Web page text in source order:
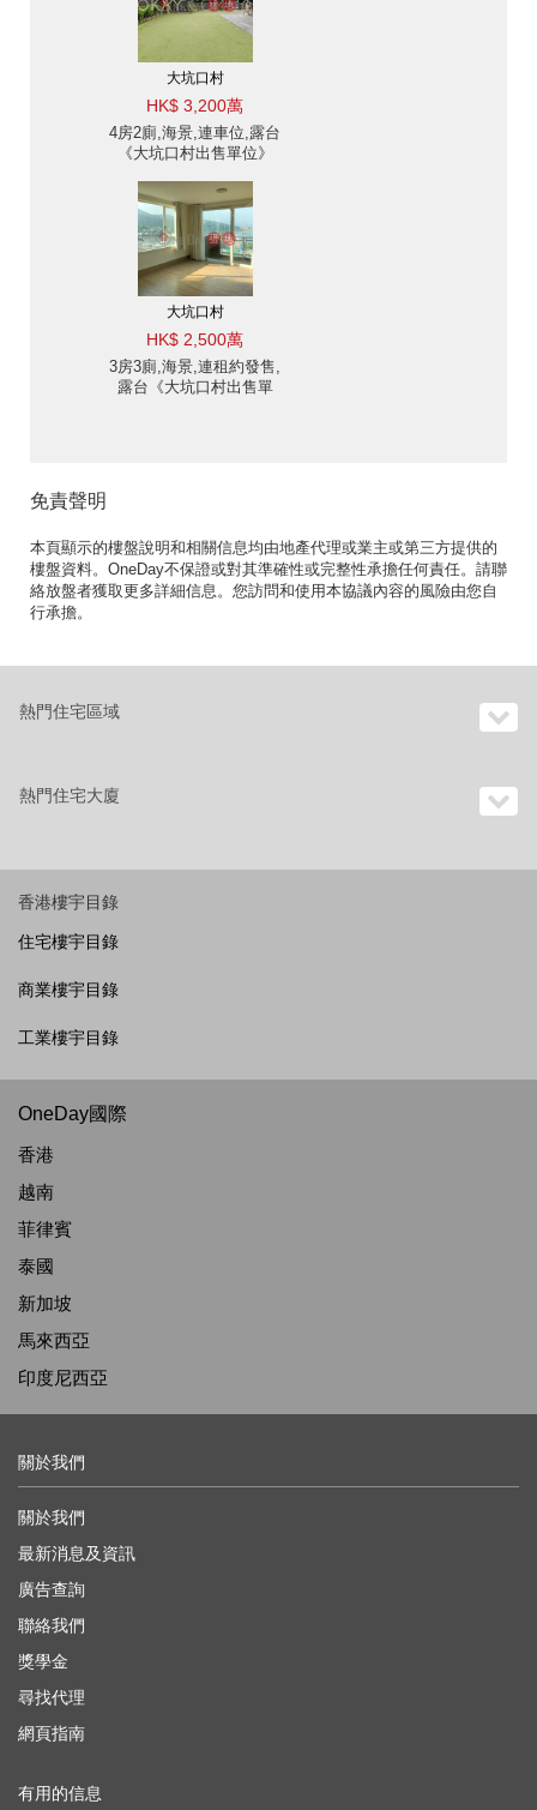
大坑口村
HK$ 3,200萬
4房2廁,海景,連車位,露台
《大坑口村出售單位》
大坑口村
HK$ 2,500萬
3房3廁,海景,連租約發售,
露台《大坑口村出售單
免責聲明
本頁顯示的樓盤說明和相關信息均由地產代理或業主或第三方提供的
樓盤資料。OneDay不保證或對其準確性或完整性承擔任何責任。請聯
絡放盤者獲取更多詳細信息。您訪問和使用本協議內容的風險由您自
行承擔。
熱門住宅區域
熱門住宅大廈
香港樓宇目錄
住宅樓宇目錄
商業樓宇目錄
工業樓宇目錄
OneDay國際
香港
越南
菲律賓
泰國
新加坡
馬來西亞
印度尼西亞
關於我們
關於我們
最新消息及資訊
廣告查詢
聯絡我們
獎學金
尋找代理
網頁指南
有用的信息